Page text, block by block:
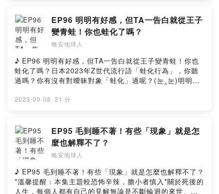
https://www.facebook.com/wanan.spacemanInstagra
m：https://www.instagram.com/wanan.spaceman▻ 晚
安星球 Wan-An Planet ◅官方網站：http://wanan-
planet.com/Facebook：
https://www.instagram.com/wananplanet/✉ 合作來信
▻ wanan.planet@gmail.comPowered by Firstory
Hosting
#晚安星球 #wananspaceman #wananplanet #WanAn•
更多晚安星球 •▻ 晚安地球人 ◅主持 / Rain雨庭 Jess傑西
動畫 / XiaoTser曉池錄音 / Rain雨庭剪輯 / Jess傑西文案
/ Rain雨庭▻ 背景BGM來源 ◅music by
daystarhttps://www.youtube.com/c/DaystarProjectmu
sic promoted by suara id https://bit.ly/3gnOcnU▻ 晚
安地球人 ◅收聽平台：
https://open.firstory.me/user/nightearth/platformsFac
ebook：
https://www.facebook.com/wanan.spacemanInstagra
安星球 Wan-An Planet ◅官方網站：http://wanan-
planet.com/Facebook：
https://www.facebook.com/wananplanet/Instagram：
https://www.instagram.com/wananplanet/✉ 合作來信
Hosting
https://open.firstory.me/user/nightearth/platformsFac
ebook：
https://www.facebook.com/wanan.spacemanInstagra
m：https://www.instagram.com/wanan.spaceman▻ 晚
安星球 Wan-An Planet ◅官方網站：http://wanan-
planet.com/Facebook：
https://www.facebook.com/wananplanet/Instagram：
▻ wanan.planet@gmail.comPowered by Firstory
球人終於開通FB和IG了，看到這兒的你快手刀去關注一
波！🔍：晚安地球人（@𝒘𝒂𝒏𝒂𝒏.𝒔𝒑𝒂𝒄𝒆𝒎𝒂𝒏）#晚安地球人
#晚安星球 #wananspaceman #wananplanet #WanAn #
戀愛 #戀愛後被發現的事• 更多晚安星球 •▻ 晚安地球人 ◅
Rain雨庭剪輯 / Jess傑西文案 / Rain雨庭▻ 背景BGM來
源 ◅music by
daystarhttps://www.youtube.com/c/DaystarProjectmu
安地球人 ◅收聽平台：
https://www.facebook.com/wanan.spacemanInstagra
m：https://www.instagram.com/wanan.spaceman▻ 晚
安星球 Wan-An Planet ◅官方網站：http://wanan-
planet.com/Facebook：
https://www.facebook.com/wananplanet/Instagram：
https://www.instagram.com/wananplanet/✉ 合作來信
▻ wanan.planet@gmail.comPowered by Firstory
年人哭泣了...導致越來越多成年人都是在回家路上開啟靜
音的哭泣模式 🥺所以親愛的地球人，該哭的時候就哭吧！
別再相信不哭不哭眼淚是珍珠這句話，哭完以後再一起向
前走吧！在你們想哭時，請想起太空總部是可以寄放眼淚
的！🫶🏻祝大家always想哭就能哭，想笑就能大笑畢竟好
好正視自己的情緒與感受，比任何事情還重要 ❤️【本集精
華重點】😭在職場受委屈也只能忍住不哭？🥺😭傑西被兇
也會想哭！😭雨庭竟然很少在傑西面前哭？！🥲😭傑西發
story有關大哥姪女的父女情深也想哭😭小故事：莫名其妙
了，看到這兒的你快手刀去關注一波！🔍：晚安地球人
（@𝒘𝒂𝒏𝒂𝒏.𝒔𝒑𝒂𝒄𝒆𝒎𝒂𝒏）#晚安地球人 #晚安星球
#wananspaceman #wananplanet #WanAn• 更多晚安星
球 •▻ 晚安地球人 ◅主持 / Rain雨庭 Jess傑西動畫 /
雨庭▻ 背景BGM來源 ◅music by
daystarhttps://www.youtube.com/c/DaystarProjectmu
EP96 明明有好感，但TA一告白就從王子
變青蛙！你也蛙化了嗎？
晚安地球人
♪ EP96 明明有好感，但TA一告白就從王子變青蛙！你也
蛙化了嗎？日本2023年Z世代流行語「蛙化行為」，你聽
過嗎？你有沒有對曖昧對象「蛙化」過呢？(눈‸눈)明明跟
麼一個瞬間，你突然就無感了？！🔍 蛙化現象（カエル化
｜眼中的王子突然變成青蛙，粉紅泡泡突然冷卻之意蛙化
其實說穿了就是對方讓你「冷掉」的意思可能是日積月累
的，也可能是某個瞬間導致的從童話故事《青蛙王子》延
伸而來，一告白就突然愛意消失了...蛙化現象的典型特色
之一是「突然覺得對方很噁心」嚴重的是有些人會對「出
現了這種反應的自己」感到厭惡與內疚更有些人會覺得自
己沒有愛人的能力，甚至對戀愛失去信心...理想很豐滿，
2023-09-08 · 21 分
EP95 毛到睡不著！有些「現象」就是怎
麼也解釋不了？
晚安地球人
♪ EP95 毛到睡不著！有些「現象」就是怎麼也解釋不了？
*溫馨提醒：本集主題較恐怖辛辣，膽小者慎入*關於死後的
人生，每個人都有自己的見解無論是不斷輪迴的來世、天